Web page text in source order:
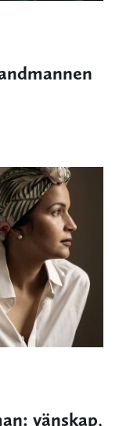
vänskap,